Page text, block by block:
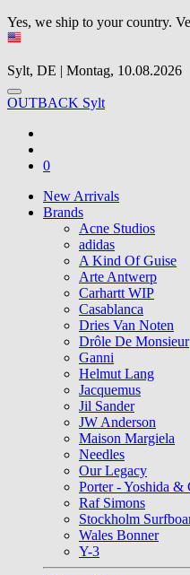
Yes, we ship to your country.
Sylt, DE | Montag, 10.08.2026
OUTBACK Sylt
0
New Arrivals
Brands
Acne Studios
adidas
A Kind Of Guise
Arte Antwerp
Carhartt WIP
Casablanca
Dries Van Noten
Drôle De Monsieur
Ganni
Helmut Lang
Jacquemus
Jil Sander
JW Anderson
Maison Margiela
Needles
Our Legacy
Porter - Yoshida &
Raf Simons
Stockholm
Wales Bonner
Y-3